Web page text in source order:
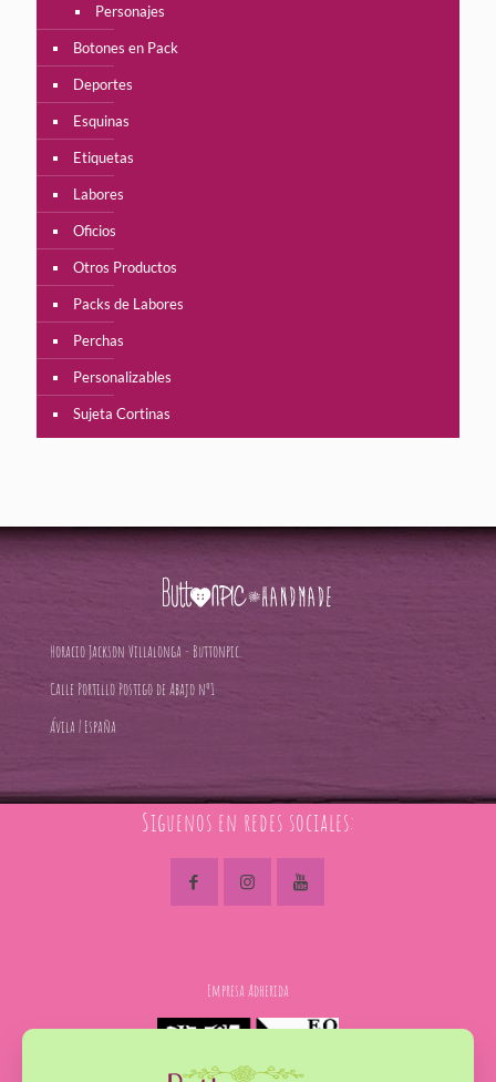
Personajes
Botones en Pack
Deportes
Esquinas
Etiquetas
Labores
Oficios
Otros Productos
Packs de Labores
Perchas
Personalizables
Sujeta Cortinas
Horacio Jackson Villalonga - Buttonpic.
Calle Portillo Postigo de Abajo nº1
Ávila | España
Siguenos en redes sociales:
Empresa Adherida